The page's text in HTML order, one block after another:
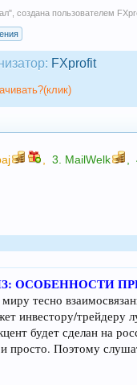
", создана пользователем
FXprofit
3. MailWelk
ОСОБЕННОСТИ
тесно
инвестору/трейдеру
будет сделан на
просто. Поэтому